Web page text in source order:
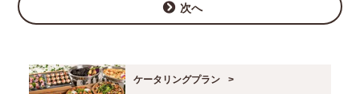
次へ
ケータリングプラン